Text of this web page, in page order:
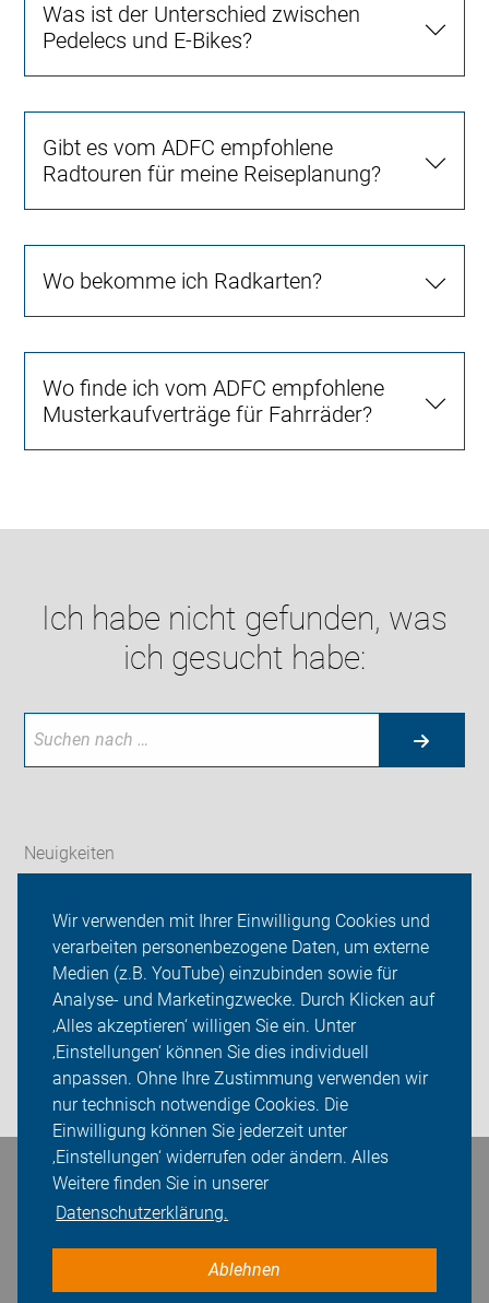
Wir verwenden mit Ihrer Einwilligung Cookies und
verarbeiten personenbezogene Daten, um externe
Medien (z.B. YouTube) einzubinden sowie für
Analyse- und Marketingzwecke. Durch Klicken auf
‚Alles akzeptieren‘ willigen Sie ein. Unter
‚Einstellungen‘ können Sie dies individuell
anpassen. Ohne Ihre Zustimmung verwenden wir
nur technisch notwendige Cookies. Die
Einwilligung können Sie jederzeit unter
‚Einstellungen‘ widerrufen oder ändern. Alles
Weitere finden Sie in unserer
Datenschutzerklärung.
Ablehnen
Was ist der Unterschied zwischen
Pedelecs und E-Bikes?
Gibt es vom ADFC empfohlene
Radtouren für meine Reiseplanung?
Wo bekomme ich Radkarten?
Wo finde ich vom ADFC empfohlene
Musterkaufverträge für Fahrräder?
Ich habe nicht gefunden, was
ich gesucht habe:
Neuigkeiten
Radverkehrspolitik
Sei dabei
Presse
Login
Bleiben Sie in Kontakt